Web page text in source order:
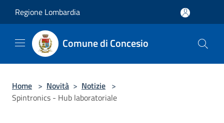
Regione Lombardia
Comune di Concesio
Home > Novità > Notizie >
Spintronics - Hub laboratoriale